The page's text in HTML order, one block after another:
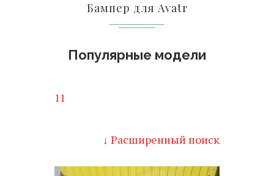
Бампер для Avatr
Популярные модели
11
↓ Расширенный поиск